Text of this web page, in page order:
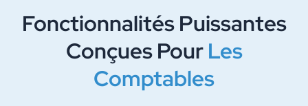
Fonctionnalités Puissantes
Conçues PourLes
Comptables